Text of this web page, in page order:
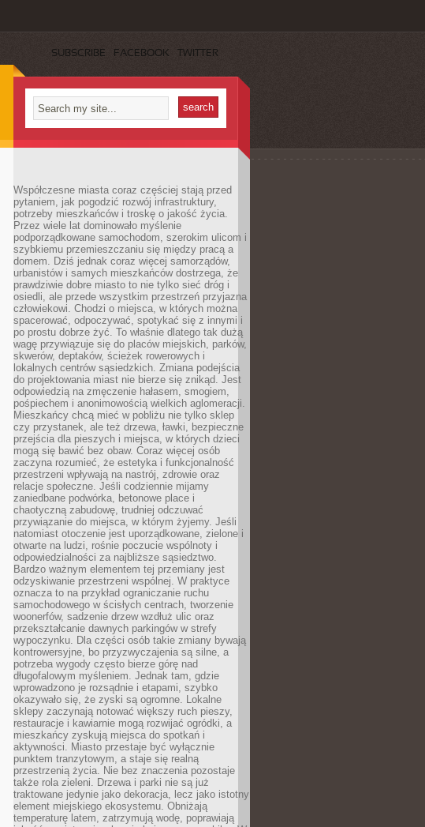
SUBSCRIBE FACEBOOK TWITTER
Współczesne miasta coraz częściej stają przed
pytaniem, jak pogodzić rozwój infrastruktury,
potrzeby mieszkańców i troskę o jakość życia.
Przez wiele lat dominowało myślenie
podporządkowane samochodom, szerokim ulicom i
szybkiemu przemieszczaniu się między pracą a
domem. Dziś jednak coraz więcej samorządów,
urbanistów i samych mieszkańców dostrzega, że
prawdziwie dobre miasto to nie tylko sieć dróg i
osiedli, ale przede wszystkim przestrzeń przyjazna
człowiekowi. Chodzi o miejsca, w których można
spacerować, odpoczywać, spotykać się z innymi i
po prostu dobrze żyć. To właśnie dlatego tak dużą
wagę przywiązuje się do placów miejskich, parków,
skwerów, deptaków, ścieżek rowerowych i
lokalnych centrów sąsiedzkich. Zmiana podejścia
do projektowania miast nie bierze się znikąd. Jest
odpowiedzią na zmęczenie hałasem, smogiem,
pośpiechem i anonimowością wielkich aglomeracji.
Mieszkańcy chcą mieć w pobliżu nie tylko sklep
czy przystanek, ale też drzewa, ławki, bezpieczne
przejścia dla pieszych i miejsca, w których dzieci
mogą się bawić bez obaw. Coraz więcej osób
zaczyna rozumieć, że estetyka i funkcjonalność
przestrzeni wpływają na nastrój, zdrowie oraz
relacje społeczne. Jeśli codziennie mijamy
zaniedbane podwórka, betonowe place i
chaotyczną zabudowę, trudniej odczuwać
przywiązanie do miejsca, w którym żyjemy. Jeśli
natomiast otoczenie jest uporządkowane, zielone i
otwarte na ludzi, rośnie poczucie wspólnoty i
odpowiedzialności za najbliższe sąsiedztwo.
Bardzo ważnym elementem tej przemiany jest
odzyskiwanie przestrzeni wspólnej. W praktyce
oznacza to na przykład ograniczanie ruchu
samochodowego w ścisłych centrach, tworzenie
woonerfów, sadzenie drzew wzdłuż ulic oraz
przekształcanie dawnych parkingów w strefy
wypoczynku. Dla części osób takie zmiany bywają
kontrowersyjne, bo przyzwyczajenia są silne, a
potrzeba wygody często bierze górę nad
długofalowym myśleniem. Jednak tam, gdzie
wprowadzono je rozsądnie i etapami, szybko
okazywało się, że zyski są ogromne. Lokalne
sklepy zaczynają notować większy ruch pieszy,
restauracje i kawiarnie mogą rozwijać ogródki, a
mieszkańcy zyskują miejsca do spotkań i
aktywności. Miasto przestaje być wyłącznie
punktem tranzytowym, a staje się realną
przestrzenią życia. Nie bez znaczenia pozostaje
także rola zieleni. Drzewa i parki nie są już
traktowane jedynie jako dekoracja, lecz jako istotny
element miejskiego ekosystemu. Obniżają
temperaturę latem, zatrzymują wodę, poprawiają